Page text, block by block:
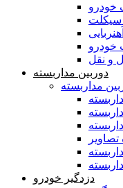
خودرو
سیکلت
و نقل
دوربین مداربسته
مداربسته
دزدگیر خودرو